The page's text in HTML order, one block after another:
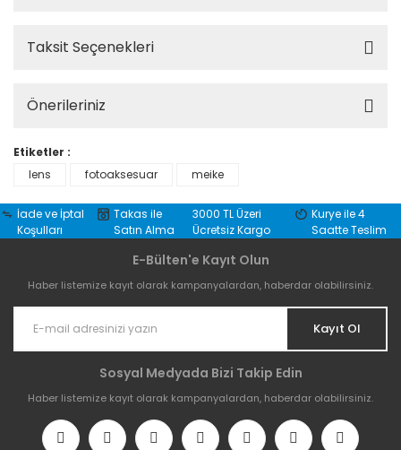
Taksit Seçenekleri
Önerileriniz
Etiketler :
lens
fotoaksesuar meike
İade ve İptal
Koşulları
Takas ile
Satın Alma
3000 TL Üzeri
Ücretsiz Kargo
Kurye ile 4
Saatte Teslim
E-Bülten'e Kayıt Olun
Haber listemize kayıt olarak kampanyalardan, haberdar olabilirsiniz.
Kayıt Ol
Sosyal Medyada Bizi Takip Edin
Haber listemize kayıt olarak kampanyalardan, haberdar olabilirsiniz.